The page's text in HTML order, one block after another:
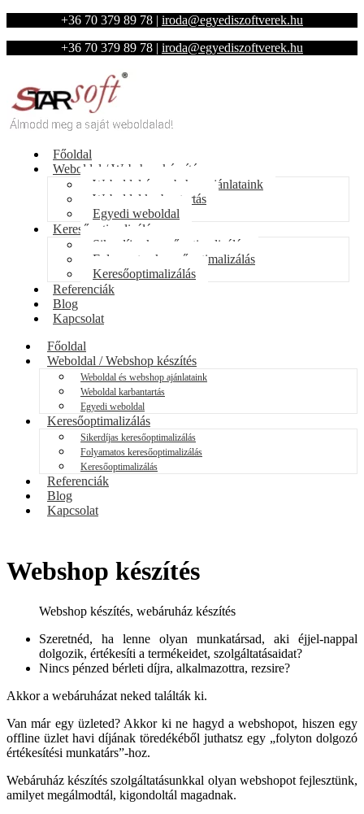
+36 70 379 89 78 | iroda@egyediszoftverek.hu
+36 70 379 89 78 | iroda@egyediszoftverek.hu
Főoldal
Weboldal / Webshop készítés
Weboldal és webshop ajánlataink
Weboldal karbantartás
Egyedi weboldal
Keresőoptimalizálás
Sikerdíjas keresőoptimalizálás
Folyamatos keresőoptimalizálás
Keresőoptimalizálás
Referenciák
Blog
Kapcsolat
Főoldal
Weboldal / Webshop készítés
Weboldal és webshop ajánlataink
Weboldal karbantartás
Egyedi weboldal
Keresőoptimalizálás
Sikerdíjas keresőoptimalizálás
Folyamatos keresőoptimalizálás
Keresőoptimalizálás
Referenciák
Blog
Kapcsolat
Webshop készítés
Webshop készítés, webáruház készítés
Szeretnéd, ha lenne olyan munkatársad, aki éjjel-nappal
dolgozik, értékesíti a termékeidet, szolgáltatásaidat?
Nincs pénzed bérleti díjra, alkalmazottra, rezsire?
Akkor a webáruházat neked találták ki.
Van már egy üzleted? Akkor ki ne hagyd a webshopot, hiszen egy
offline üzlet havi díjának töredékéből juthatsz egy „folyton dolgozó
értékesítési munkatárs”-hoz.
Webáruház készítés szolgáltatásunkkal olyan webshopot fejlesztünk,
amilyet megálmodtál, kigondoltál magadnak.